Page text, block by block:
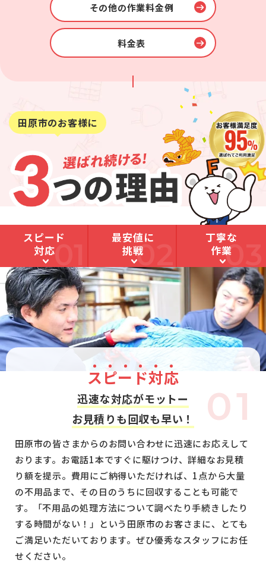
その他の作業料金例
料金表
田原市のお客様に
01
スピード
対応
02
最安値に
挑戦
03
丁寧な
作業
01
スピー ド対応
迅速な対応がモットー
お見積りも回収も早い！
田原市の皆さまからのお問い合わせに迅速にお応えして
おります。お電話1本ですぐに駆けつけ、詳細なお見積
り額を提示。費用にご納得いただければ、1点から大量
の不用品まで、その日のうちに回収することも可能で
す。「不用品の処理方法について調べたり手続きしたり
する時間がない！」という田原市のお客さまに、とても
ご満足いただいております。ぜひ優秀なスタッフにお任
せください。